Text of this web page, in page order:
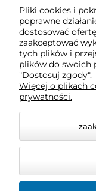
Obsługa
Pomoc
Moje konto
Pliki cookies i
poprawne
dostosować
zaakceptować
tych plików i
plików do swoich
"Dostosuj zgody".
Więcej o plikach
prywatności.